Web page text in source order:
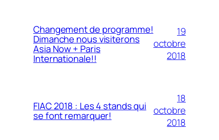
Changement de programme!
Dimanche nous visiterons
Asia Now + Paris
Internationale!!
19
octobre
2018
FIAC 2018 : Les 4 stands qui
se font remarquer!
18
octobre
2018